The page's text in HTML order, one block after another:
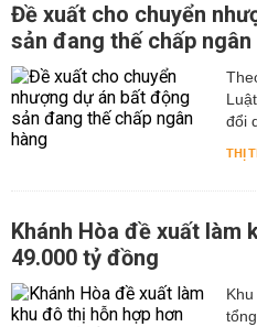
Đề xuất cho chuyển
sản đang thế chấp ngân
đổi
THỊ
Khánh Hòa đề xuất làm
49.000 tỷ đồng